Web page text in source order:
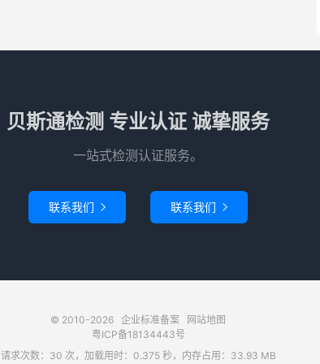
贝斯通检测 专业认证 诚挚服务
一站式检测认证服务。
联系我们  联系我们 
© 2010-2026 企业标准备案
网站地图
粤ICP备18134443号
请求次数：30 次，加载用时：0.375 秒，内存占用：33.93 MB